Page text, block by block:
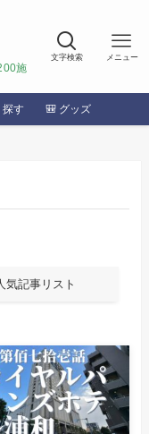
施
文字検索 メニュー
探す 🎒 グッズ
気記事リスト